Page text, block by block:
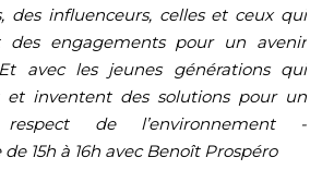
des influenceurs, celles et ceux qui
des engagements pour un avenir
avec les jeunes générations qui
et inventent des solutions pour un
de l’environnement -
15h à 16h avec Benoît Prospéro